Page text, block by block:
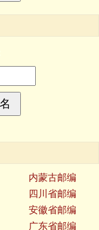
内蒙古邮编
四川省邮编
安徽省邮编
广东省邮编